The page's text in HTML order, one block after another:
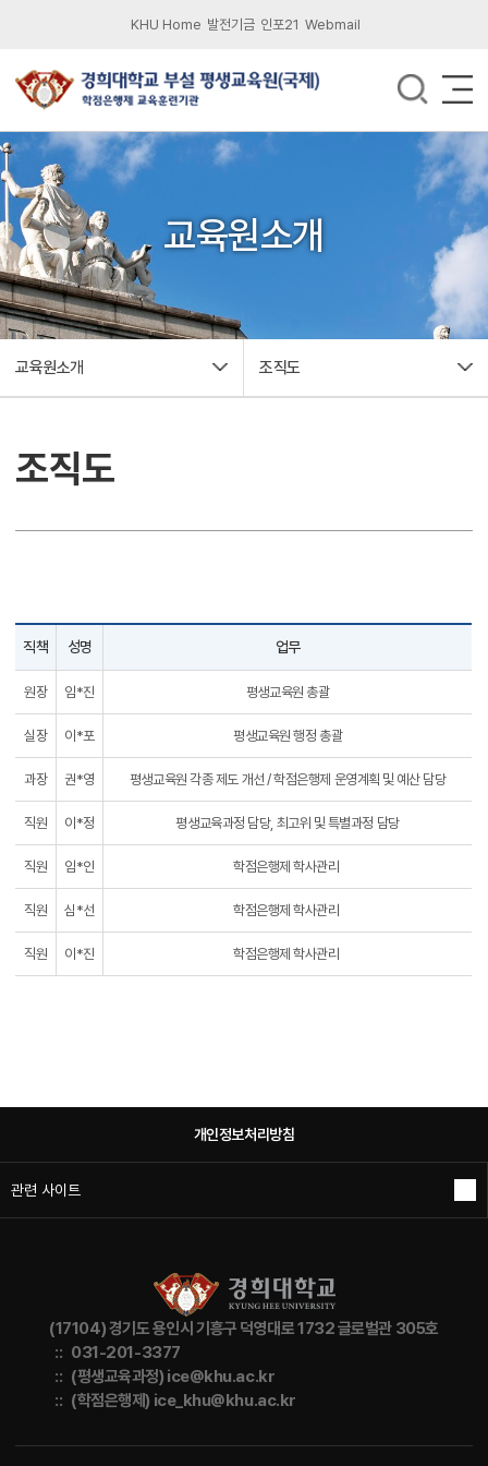
KHU Home 발전기금 인포21 Webmail
교육원소개
교육원소개 조직도
조직도
직책 성명 업무
원장 임*진 평생교육원 총괄
실장 이*포 평생교육원 행정 총괄
과장 권*영 평생교육원 각종 제도 개선 / 학점은행제 운영계획 및 예산 담당
직원 이*정 평생교육과정 담당, 최고위 및 특별과정 담당
직원 임*인 학점은행제 학사관리
직원 심*선 학점은행제 학사관리
직원 이*진 학점은행제 학사관리
개인정보처리방침
관련 사이트
(17104) 경기도 용인시 기흥구 덕영대로 1732 글로벌관 305호
:: 031-201-3377
:: (평생교육과정) ice@khu.ac.kr
:: (학점은행제) ice_khu@khu.ac.kr